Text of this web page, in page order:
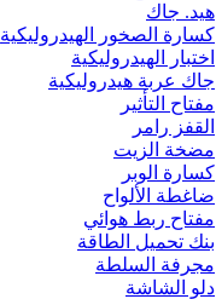
هيد. جاك
كسارة الصخور الهيدروليكية
اختبار الهيدروليكية
جاك عربة هيدروليكية
مفتاح التأثير
القفز رامر
مضخة الزيت
كسارة الوبر
ضاغطة الألواح
مفتاح ربط هوائي
بنك تحميل الطاقة
مجرفة السلطة
دلو الشاشة